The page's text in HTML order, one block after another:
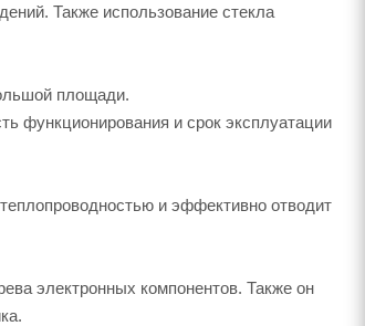
Также использование стекла
площади.
функционирования и срок эксплуатации
и эффективно отводит
электронных компонентов. Также он